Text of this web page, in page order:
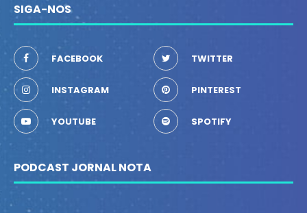
SIGA-NOS
FACEBOOK TWITTER
INSTAGRAM PINTEREST
YOUTUBE SPOTIFY
PODCAST JORNAL NOTA